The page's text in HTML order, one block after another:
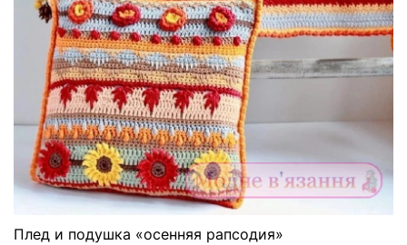
Плед и подушка «осенняя рапсодия»